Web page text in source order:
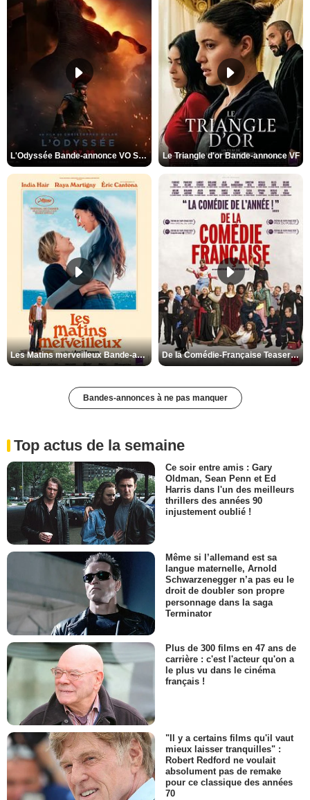
L'Odyssée Bande-annonce VO STFR Le Triangle d'or Bande-annonce VF
Les Matins merveilleux Bande-annonce VF De la Comédie-Française Teaser VF
Bandes-annonces à ne pas manquer
Top actus de la semaine
Ce soir entre amis : Gary
Oldman, Sean Penn et Ed
Harris dans l'un des meilleurs
thrillers des années 90
injustement oublié !
Même si l’allemand est sa
langue maternelle, Arnold
Schwarzenegger n’a pas eu le
droit de doubler son propre
personnage dans la saga
Terminator
Plus de 300 films en 47 ans de
carrière : c'est l'acteur qu'on a
le plus vu dans le cinéma
français !
"Il y a certains films qu'il vaut
mieux laisser tranquilles" :
Robert Redford ne voulait
absolument pas de remake
pour ce classique des années
70